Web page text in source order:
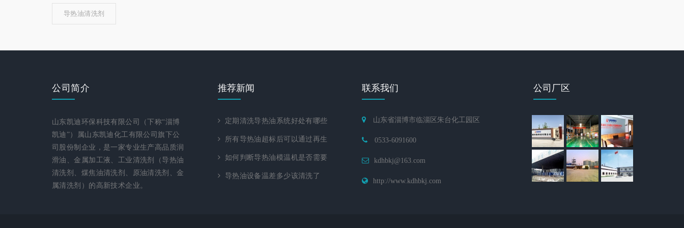
导热油清洗剂
公司简介
山东凯迪环保科技有限公司（下称“淄博
凯迪”）属山东凯迪化工有限公司旗下公
司股份制企业，是一家专业生产高品质润
滑油、金属加工液、工业清洗剂（导热油
清洗剂、煤焦油清洗剂、原油清洗剂、金
属清洗剂）的高新技术企业。
推荐新闻
定期清洗导热油系统好处有哪些
所有导热油超标后可以通过再生
如何判断导热油模温机是否需要
导热油设备温差多少该清洗了
联系我们
山东省淄博市临淄区朱台化工园区
0533-6091600
kdhbkj@163.com
http://www.kdhbkj.com
公司厂区